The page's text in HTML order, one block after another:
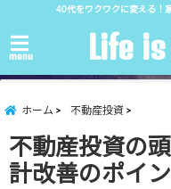
40代をワクワクに変える！
menu Life
ホーム 不動産投資
不動産投資の
計改善のポイ